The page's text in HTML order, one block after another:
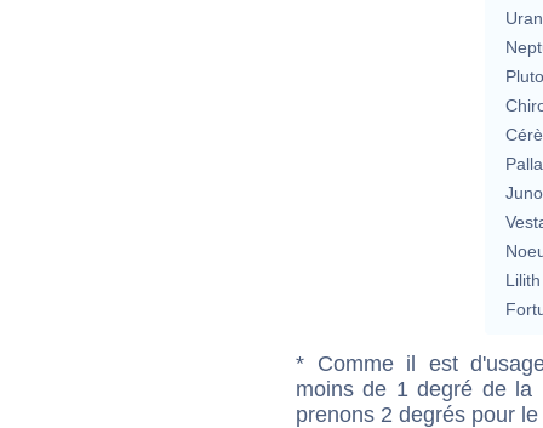
Lilith
* Comme il est
moins de 1 degré de la
prenons 2 degrés pour